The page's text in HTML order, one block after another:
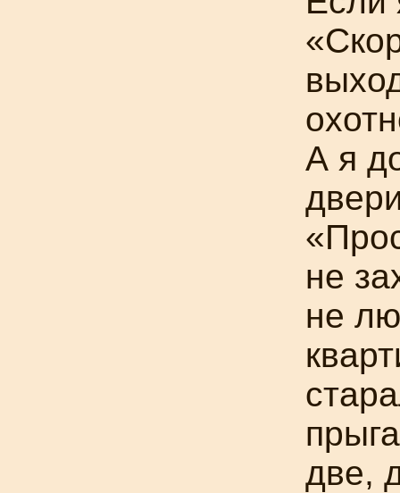
А я
не
не
две,